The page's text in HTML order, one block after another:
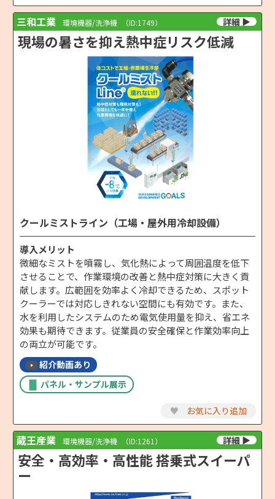
三和工業 環境機器/洗浄機 （ID:1749）
現場の暑さを抑え熱中症リスク低減
クールミストライン（工場・屋外用冷却設備）
導入メリット
微細なミストを噴霧し、気化熱によって周囲温度を低下
させることで、作業環境の改善と熱中症対策に大きく貢
献します。広範囲を効率よく冷却できるため、スポット
クーラーでは対応しきれない空間にも有効です。また、
水を利用したシステムのため電気使用量を抑え、省エネ
効果も期待できます。従業員の安全確保と作業効率向上
の両立が可能です。
紹介動画あり
パネル・サンプル展示
♥ お気に入り追加
蔵王産業 環境機器/洗浄機 （ID:1261）
安全・高効率・高性能 搭乗式スイーパ
ー